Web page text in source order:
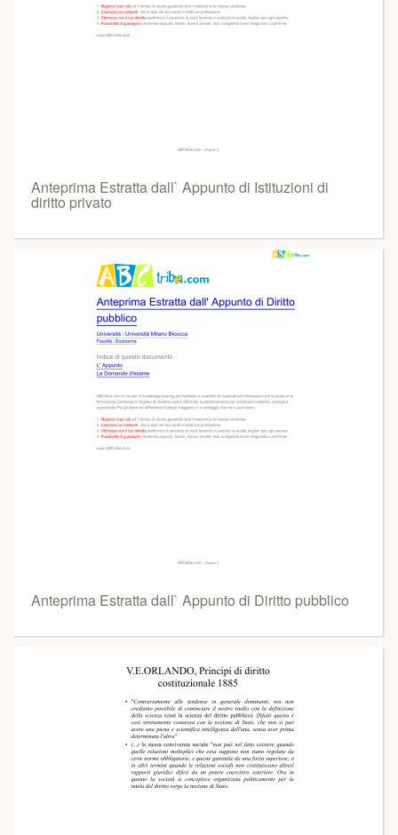
Anteprima Estratta dall` Appunto di Istituzioni di
diritto privato
Anteprima Estratta dall` Appunto di Diritto pubblico